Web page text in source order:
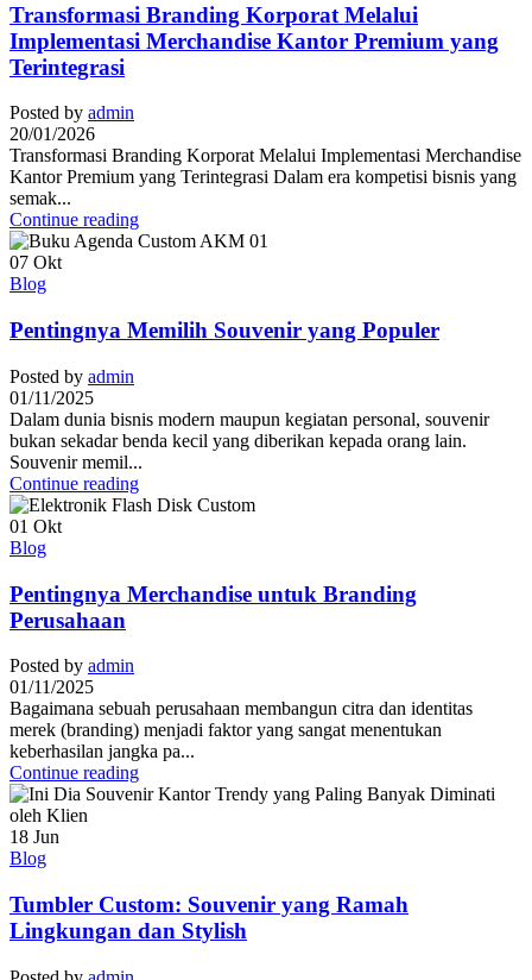
Transformasi Branding Korporat Melalui
Implementasi Merchandise Kantor Premium yang
Terintegrasi
Posted by admin
20/01/2026
Transformasi Branding Korporat Melalui Implementasi Merchandise
Kantor Premium yang Terintegrasi Dalam era kompetisi bisnis yang
semak...
Continue reading
07 Okt
Blog
Pentingnya Memilih Souvenir yang Populer
Posted by admin
01/11/2025
Dalam dunia bisnis modern maupun kegiatan personal, souvenir
bukan sekadar benda kecil yang diberikan kepada orang lain.
Souvenir memil...
Continue reading
01 Okt
Blog
Pentingnya Merchandise untuk Branding
Perusahaan
Posted by admin
01/11/2025
Bagaimana sebuah perusahaan membangun citra dan identitas
merek (branding) menjadi faktor yang sangat menentukan
keberhasilan jangka pa...
Continue reading
18 Jun
Blog
Tumbler Custom: Souvenir yang Ramah
Lingkungan dan Stylish